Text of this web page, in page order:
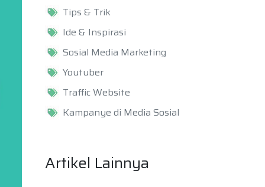
Tips & Trik
Ide & Inspirasi
Sosial Media Marketing
Youtuber
Traffic Website
Kampanye di Media Sosial
Artikel Lainnya